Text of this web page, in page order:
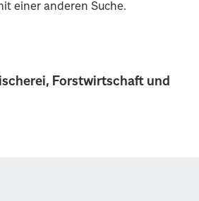
Forstwirtschaft und
einer anderen Suche.